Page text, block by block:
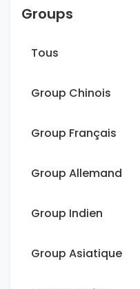
Groups
Tous
Group Chinois
Group Français
Group Allemand
Group Indien
Group Asiatique